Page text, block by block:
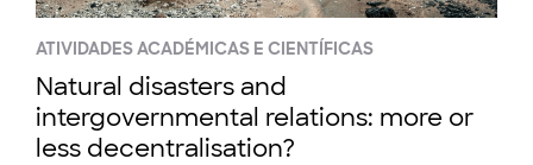
ATIVIDADES ACADÉMICAS E CIENTÍFICAS
Natural disasters and
intergovernmental relations: more or
less decentralisation?